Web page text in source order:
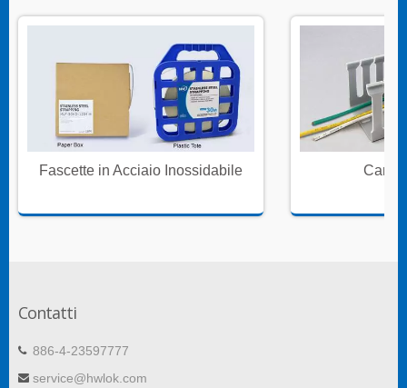
Fascette in Acciaio Inossidabile
Contatti
886-4-23597777
service@hwlok.com